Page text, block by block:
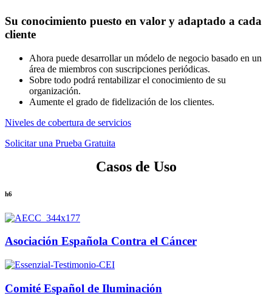
Su conocimiento puesto en valor y adaptado a cada
cliente
Ahora puede desarrollar un módelo de negocio basado en un
área de miembros con suscripciones periódicas.
Sobre todo podrá rentabilizar el conocimiento de su
organización.
Aumente el grado de fidelización de los clientes.
Niveles de cobertura de servicios
Solicitar una Prueba Gratuita
Casos de Uso
h6
Asociación Española Contra el Cáncer
Comité Español de Iluminación